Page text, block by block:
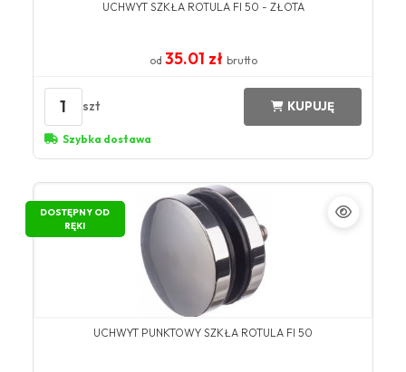
UCHWYT SZKŁA ROTULA FI 50 - ZŁOTA
od 35.01 zł brutto
1 szt KUPUJĘ
Szybka dostawa
DOSTĘPNY OD
RĘKI
UCHWYT PUNKTOWY SZKŁA ROTULA FI 50